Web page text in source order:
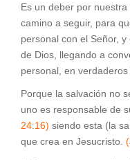
Es un deber por
camino a seguir, para
personal con el Señor,
de Dios, llegando a
personal, en verdaderos
Porque la salvación no
uno es responsable de
24:16) siendo esta (la
que crea en Jesucristo.